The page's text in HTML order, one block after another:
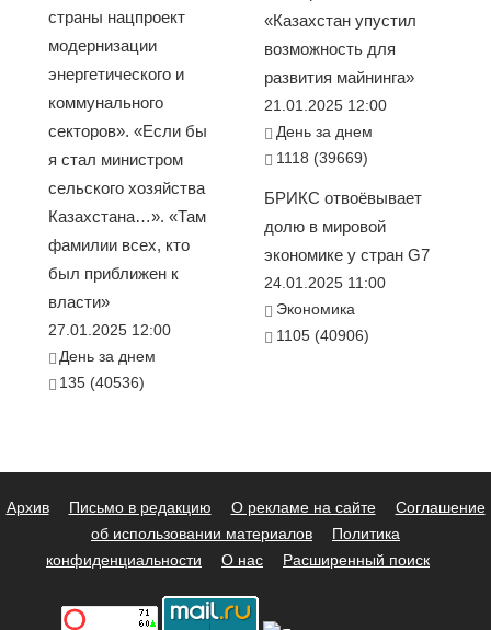
страны нацпроект
модернизации
энергетического и
коммунального
секторов». «Если бы
я стал министром
сельского хозяйства
Казахстана…». «Там
фамилии всех, кто
был приближен к
власти»
27.01.2025 12:00
День за днем
135 (40536)
«Казахстан упустил
возможность для
развития майнинга»
21.01.2025 12:00
День за днем
1118 (39669)
БРИКС отвоёвывает
долю в мировой
экономике у стран G7
24.01.2025 11:00
Экономика
1105 (40906)
Архив Письмо в редакцию О рекламе на сайте
Соглашение
об использовании материалов
Политика
конфиденциальности
О нас Расширенный поиск